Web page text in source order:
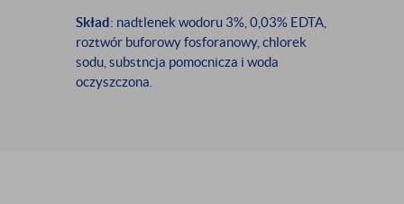
Skład: nadtlenek wodoru 3%, 0,03% EDTA,
roztwór buforowy fosforanowy, chlorek
sodu, substncja pomocnicza i woda
oczyszczona.